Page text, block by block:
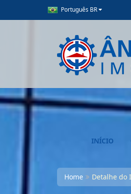
Português BR
INÍCIO
Home Detalhe do